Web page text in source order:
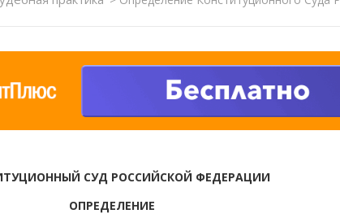
СУД РОССИЙСКОЙ ФЕДЕРАЦИИ
ОПРЕДЕЛЕНИЕ